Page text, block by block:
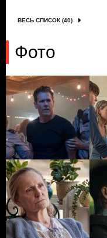
ВЕСЬ СПИСОК (40)
Фото